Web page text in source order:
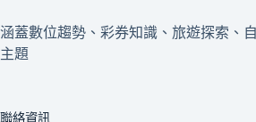
涵蓋數位趨勢、彩券知識、旅遊探索、
主題
聯絡資訊